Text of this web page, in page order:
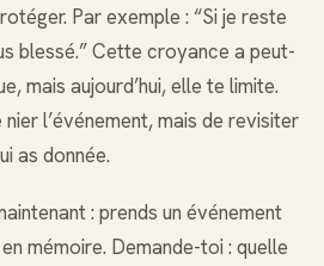
Par exemple : “Si je reste
blessé.” Cette croyance a peut-
mais aujourd’hui, elle te limite.
l’événement, mais de revisiter
as donnée.
: prends un événement
mémoire. Demande-toi : quelle